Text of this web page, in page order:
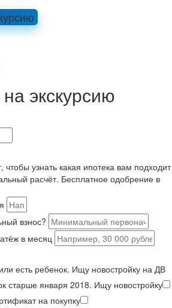
экскурсию
чтобы узнать какая ипотека вам подходит
расчёт. Бесплатное одобрение в
взнос?
в месяц
есть ребенок. Ищу новостройку на ДВ
старше января 2018. Ищу новостройку
на покупку